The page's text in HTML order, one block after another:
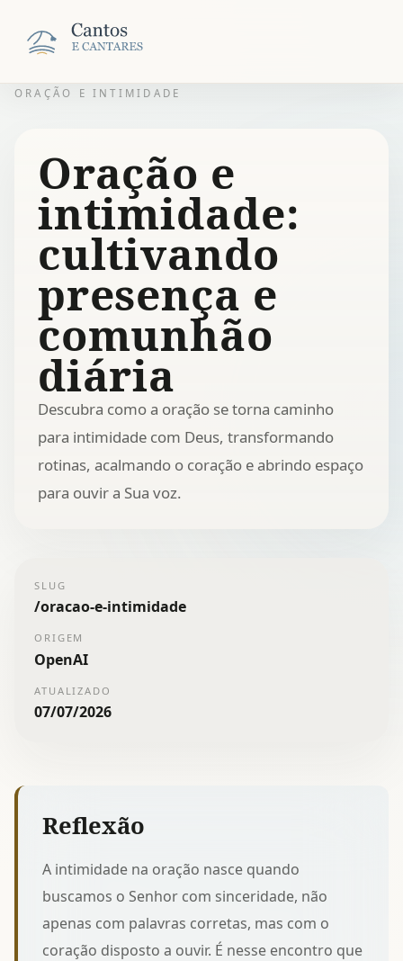
ORAÇÃO E INTIMIDADE
Oração e
intimidade:
cultivando
presença e
comunhão
diária
Descubra como a oração se torna caminho
para intimidade com Deus, transformando
rotinas, acalmando o coração e abrindo espaço
para ouvir a Sua voz.
SLUG
/oracao-e-intimidade
ORIGEM
OpenAI
ATUALIZADO
07/07/2026
Reflexão
A intimidade na oração nasce quando
buscamos o Senhor com sinceridade, não
apenas com palavras corretas, mas com o
coração disposto a ouvir. É nesse encontro que